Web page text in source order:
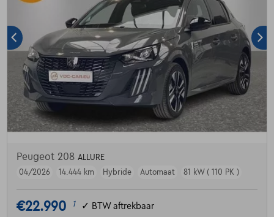
Peugeot 208 ALLURE
04/2026
14.444 km Hybride Automaat 81 kW ( 110 PK )
€22.990 1 ✓ BTW aftrekbaar